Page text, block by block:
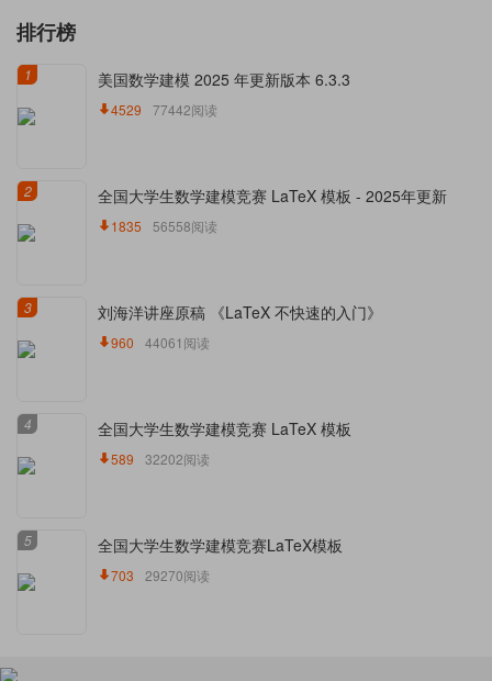
排行榜
1 美国数学建模 2025 年更新版本 6.3.3
4529 77442阅读
2 全国大学生数学建模竞赛 LaTeX 模板 - 2025年更新
1835 56558阅读
3 刘海洋讲座原稿 《LaTeX 不快速的入门》
960 44061阅读
4 全国大学生数学建模竞赛 LaTeX 模板
589 32202阅读
5 全国大学生数学建模竞赛LaTeX模板
703 29270阅读